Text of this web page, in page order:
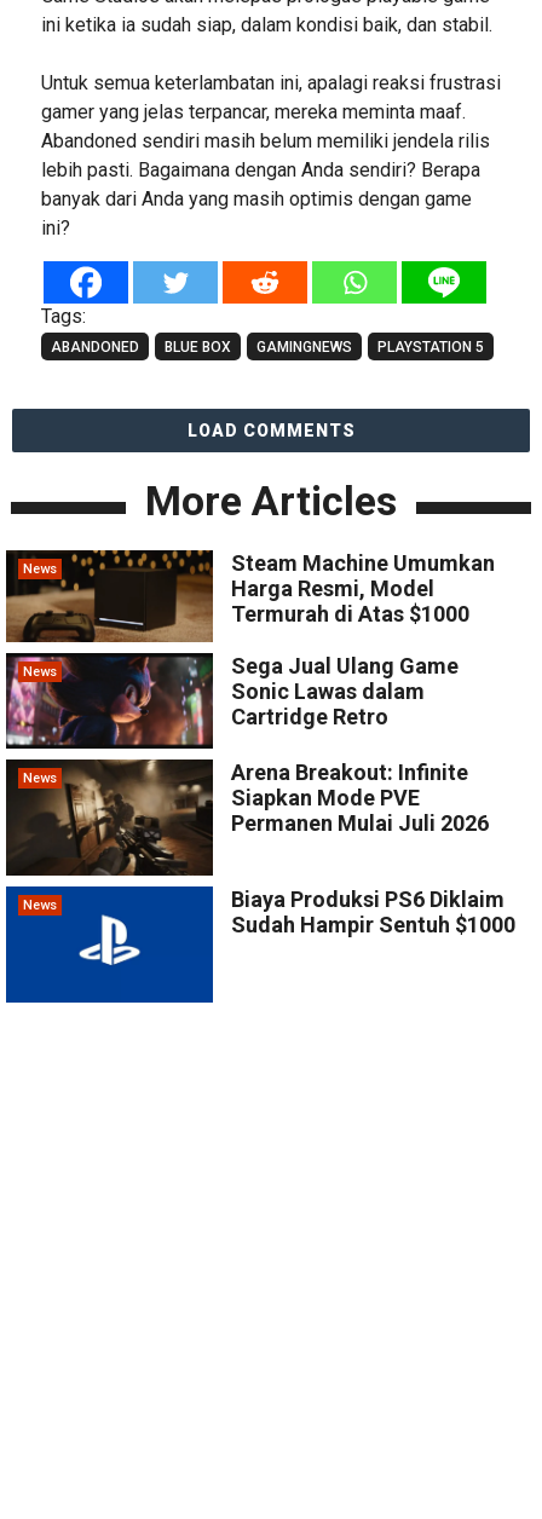
ini ketika ia sudah siap, dalam kondisi baik, dan stabil.
Untuk semua keterlambatan ini, apalagi reaksi frustrasi
gamer yang jelas terpancar, mereka meminta maaf.
Abandoned sendiri masih belum memiliki jendela rilis
lebih pasti. Bagaimana dengan Anda sendiri? Berapa
banyak dari Anda yang masih optimis dengan game
ini?
Tags:
ABANDONED BLUE BOX GAMINGNEWS PLAYSTATION 5
LOAD COMMENTS
More Articles
News
Steam Machine Umumkan
Harga Resmi, Model
Termurah di Atas $1000
News
Sega Jual Ulang Game
Sonic Lawas dalam
Cartridge Retro
News
Arena Breakout: Infinite
Siapkan Mode PVE
Permanen Mulai Juli 2026
News
Biaya Produksi PS6 Diklaim
Sudah Hampir Sentuh $1000